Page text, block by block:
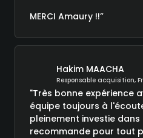
MERCI Amaury !!”
Hakim MAACHA
Responsable acquisition,
"Très bonne expérience
équipe toujours à
pleinement investie
recommande pour tout